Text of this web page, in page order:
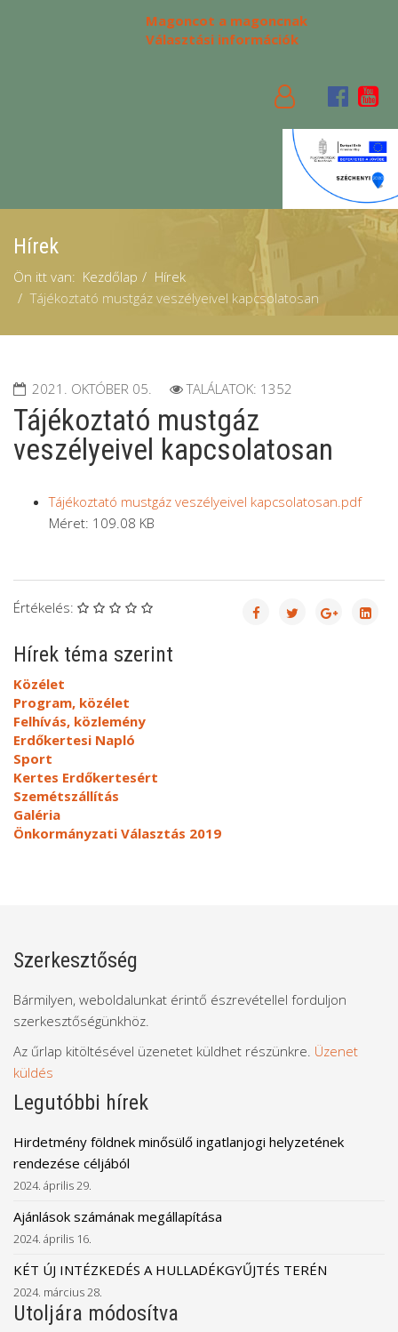
Magoncot a magoncnak
Választási információk
Hírek
Ön itt van: Kezdőlap
Hírek
Tájékoztató mustgáz veszélyeivel kapcsolatosan
2021. OKTÓBER 05. TALÁLATOK: 1352
Tájékoztató mustgáz
veszélyeivel kapcsolatosan
Tájékoztató mustgáz veszélyeivel kapcsolatosan.pdf
Méret: 109.08 KB
Értékelés:
Hírek téma szerint
Közélet
Program, közélet
Felhívás, közlemény
Erdőkertesi Napló
Sport
Kertes Erdőkertesért
Szemétszállítás
Galéria
Önkormányzati Választás 2019
Szerkesztőség
Bármilyen, weboldalunkat érintő észrevétellel forduljon
szerkesztőségünkhöz.
Az űrlap kitöltésével üzenetet küldhet részünkre. Üzenet
küldés
Legutóbbi hírek
Hirdetmény földnek minősülő ingatlanjogi helyzetének
rendezése céljából
2024. április 29.
Ajánlások számának megállapítása
2024. április 16.
KÉT ÚJ INTÉZKEDÉS A HULLADÉKGYŰJTÉS TERÉN
2024. március 28.
Utoljára módosítva